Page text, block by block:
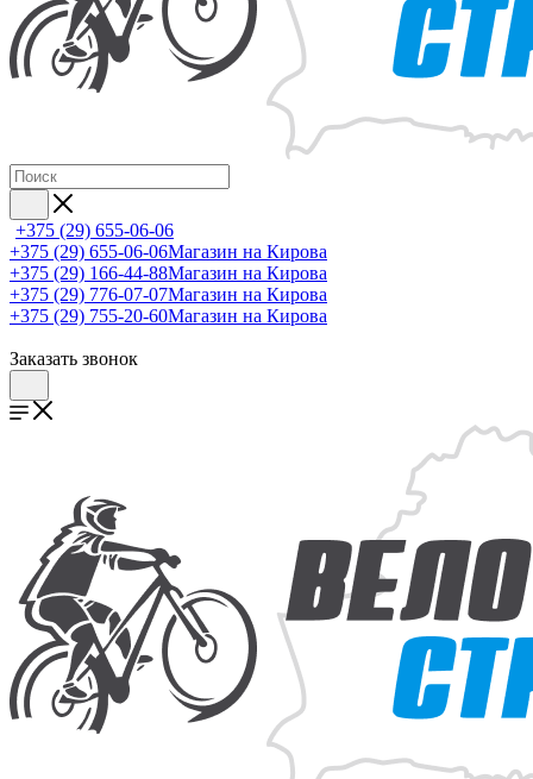
+375 (29) 655-06-06
+375 (29) 655-06-06Магазин на Кирова
+375 (29) 166-44-88Магазин на Кирова
+375 (29) 776-07-07Магазин на Кирова
+375 (29) 755-20-60Магазин на Кирова
Заказать звонок